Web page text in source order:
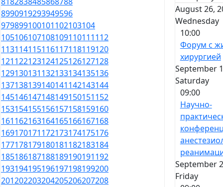
8990919293949596
979899100101102103104
105106107108109110111112
113114115116117118119120
121122123124125126127128
129130131132133134135136
137138139140141142143144
145146147148149150151152
153154155156157158159160
161162163164165166167168
169170171172173174175176
177178179180181182183184
185186187188189190191192
193194195196197198199200
201202203204205206207208
August 26,
Wednesday
10:00
Форум с
хирургией
September
Saturday
09:00
Научно-
September
Friday